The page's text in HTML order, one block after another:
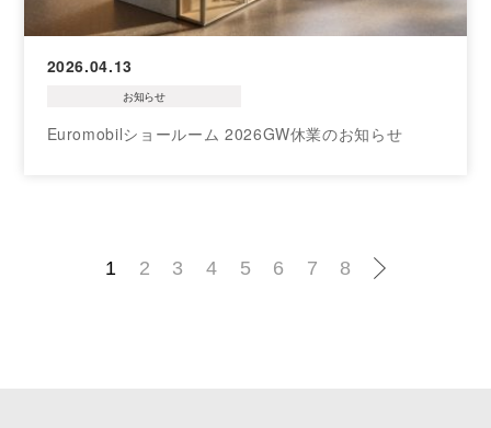
2026.04.13
お知らせ
Euromobilショールーム 2026GW休業のお知らせ
1 2 3 4 5 6 7 8